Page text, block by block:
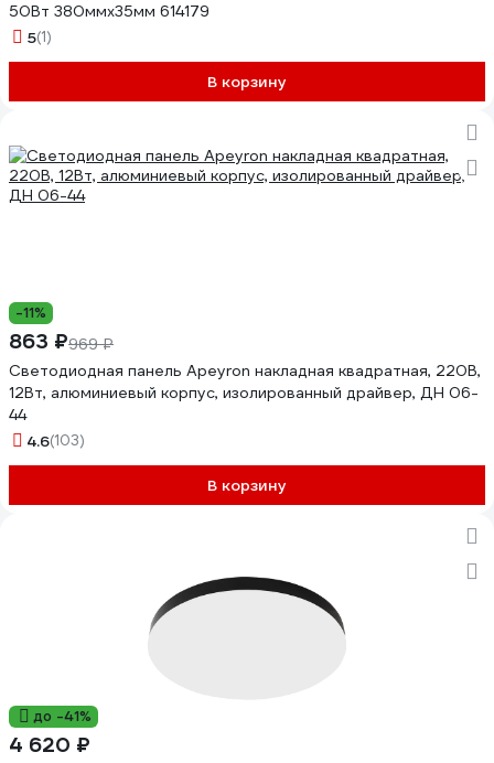
50Вт 380ммx35мм 614179
5(1)
В корзину
-11%
863 ₽969 ₽
Светодиодная панель Apeyron накладная квадратная, 220В,
12Вт, алюминиевый корпус, изолированный драйвер, ДН 06-
44
4.6(103)
В корзину
до -41%
4 620 ₽